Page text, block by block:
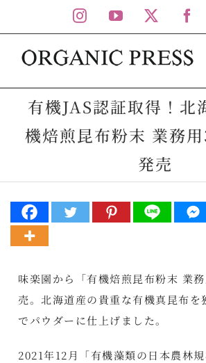
to
content
Instagram
YouTube
有機JAS認証取得！北
機焙煎昆布粉末 業務
発売
味楽園から「有機焙煎昆布粉末 業
売。北海道産の貴重な有機真昆布を
でパウダーに仕上げました。
2021年12月「有機藻類の日本農林